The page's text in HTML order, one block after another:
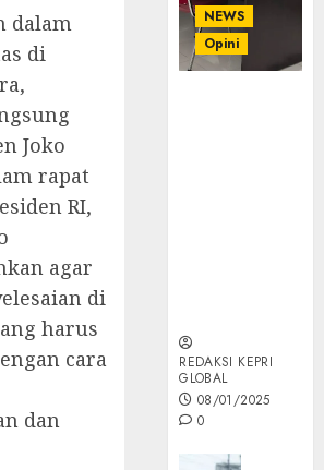
dalam
di
Joko
rapat
RI,
agar
di
harus
cara
dan
NEWS
Opini
REDAKSI KEPRI
GLOBAL
08/01/2025
0